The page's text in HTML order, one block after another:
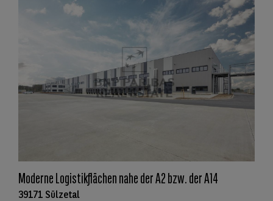
Moderne Logistikflächen nahe der A2 bzw. der A14
39171 Sülzetal